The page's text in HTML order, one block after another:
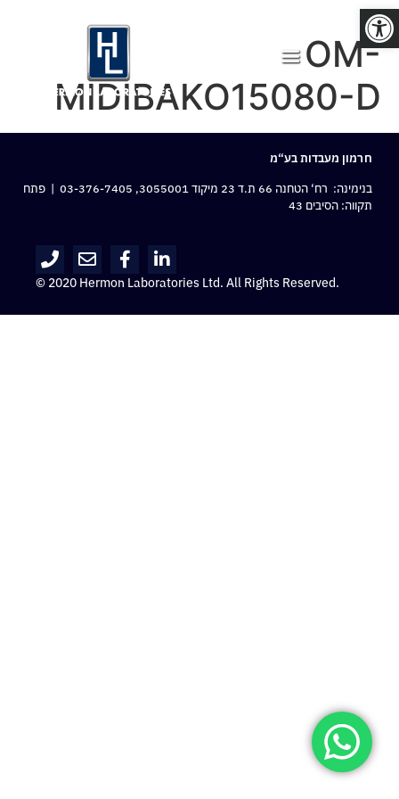
פתח סרגל נגישות
OM-
MIDIBAKO15080-D
חרמון מעבדות בע“מ
בנימינה: רח‘ הטחנה 66 ת.ד 23 מיקוד 3055001,
03-376-7405 | פתח
תקווה: הסיבים 43
© 2020 Hermon Laboratories Ltd. All Rights Reserved.